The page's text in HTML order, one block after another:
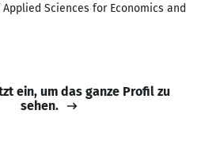
Sciences for Economics and
ein, um das ganze Profil zu
sehen.